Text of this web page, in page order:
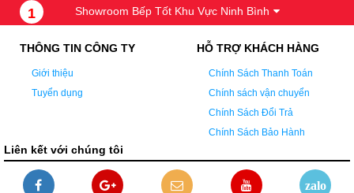
1 Showroom Bếp Tốt Khu Vực Ninh Bình
THÔNG TIN CÔNG TY
Giới thiệu
Tuyển dụng
HỖ TRỢ KHÁCH HÀNG
Chính Sách Thanh Toán
Chính sách vận chuyển
Chính Sách Đổi Trả
Chính Sách Bảo Hành
Liên kết với chúng tôi
zalo